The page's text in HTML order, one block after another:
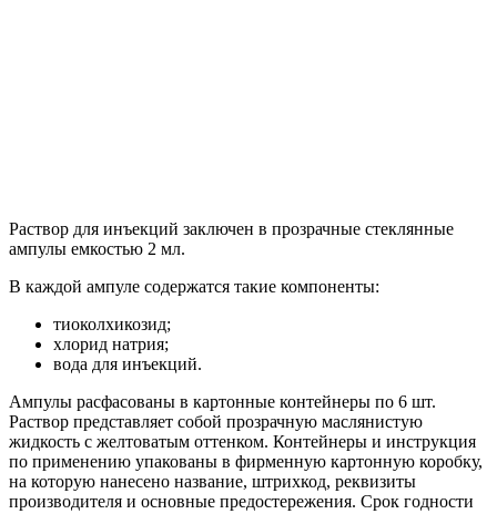
Раствор для инъекций заключен в прозрачные стеклянные
ампулы емкостью 2 мл.
В каждой ампуле содержатся такие компоненты:
тиоколхикозид;
хлорид натрия;
вода для инъекций.
Ампулы расфасованы в картонные контейнеры по 6 шт.
Раствор представляет собой прозрачную маслянистую
жидкость с желтоватым оттенком. Контейнеры и инструкция
по применению упакованы в фирменную картонную коробку,
на которую нанесено название, штрихкод, реквизиты
производителя и основные предостережения. Срок годности